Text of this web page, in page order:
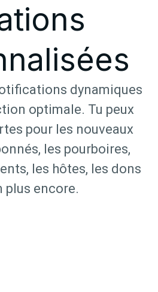
dynamiques
optimale. Tu peux
pour les nouveaux
les pourboires,
les hôtes, les dons
encore.